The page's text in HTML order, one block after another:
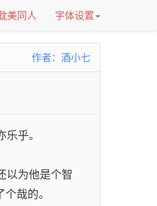
美同人 字体设置
作者：酒小七
乎。
以为他是个智
哉的。